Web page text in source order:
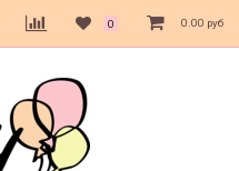
0 0.00 руб